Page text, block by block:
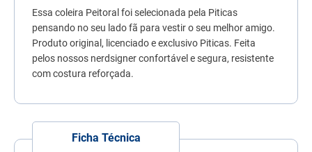
Essa coleira Peitoral foi selecionada pela Piticas
pensando no seu lado fã para vestir o seu melhor amigo.
Produto original, licenciado e exclusivo Piticas. Feita
pelos nossos nerdsigner confortável e segura, resistente
com costura reforçada.
Ficha Técnica
7º
quatree
8º
sachê gato
9º
ração úmida